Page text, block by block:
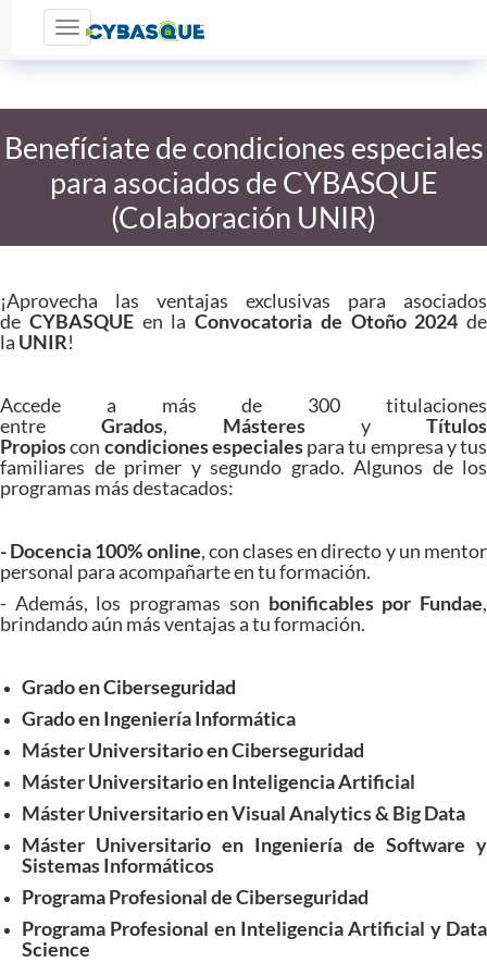
Toggle navigation
Benefíciate de condiciones especiales
para asociados de CYBASQUE
(Colaboración UNIR)
¡Aprovecha las ventajas exclusivas para asociados
de CYBASQUEen la Convocatoria de Otoño 2024 de
la UNIR!
Accede a más de 300 titulaciones
entre Grados, Másteres y Títulos
Propioscon condiciones especialespara tu empresa y tus
familiares de primer y segundo grado. Algunos de los
programas más destacados:
- Docencia 100% online, con clases en directo y un mentor
personal para acompañarte en tu formación.
- Además, los programas son bonificables por Fundae,
brindando aún más ventajas a tu formación.
Grado en Ciberseguridad
Grado en Ingeniería Informática
Máster Universitario en Ciberseguridad
Máster Universitario en Inteligencia Artificial
Máster Universitario en Visual Analytics & Big Data
Máster Universitario en Ingeniería de Software y
Sistemas Informáticos
Programa Profesional de Ciberseguridad
Programa Profesional en Inteligencia Artificial y Data
Science